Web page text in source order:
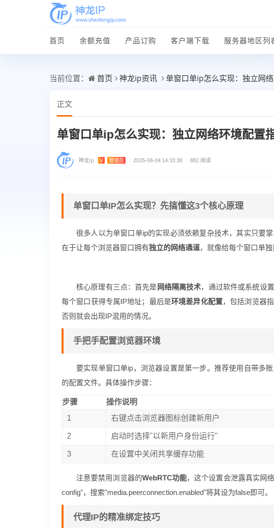
首页 余额充值 产品订购 客户端下载 服务器地区列
当前位置： 首页 神龙ip资讯 单窗口单ip怎么实现：独立网
正文
单窗口单ip怎么实现：独立网络环境配置
神龙ip V 管理员 / 2025-06-04 14:33:38 / 882 阅读
单窗口单IP怎么实现？先搞懂这3个核心原理
很多人以为单窗口单ip的实现必须依赖复杂技术，其实只要
在于让每个浏览器窗口拥有独立的网络通道，就像给每个窗口单独
核心原理有三点：首先是 网络隔离技术，通过软件或系统设
每个窗口获得专属IP地址；最后是环境差异化配置，包括浏览器
否则就会出现IP混用的情况。
手把手配置浏览器环境
要实现单窗口单ip，浏览器设置是第一步。推荐使用自带多
的配置文件。具体操作步骤：
步骤
操作说明
1
右键点击浏览器图标创建新用户
2 启动时选择"以新用户身份运行"
3 在设置中关闭共享缓存功能
注意要禁用浏览器的WebRTC功能，这个设置会泄露真实网
config"，搜索"media.peerconnection.enabled"将其设为false即可。
代理IP的精准绑定技巧